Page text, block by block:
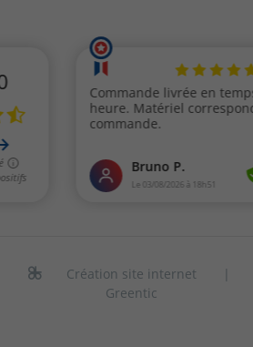
Création site internet
Greentic
|